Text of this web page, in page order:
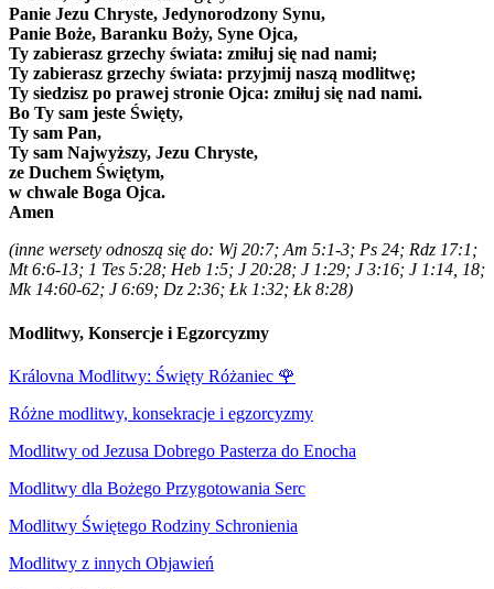
Panie Jezu Chryste, Jedynorodzony Synu,
Panie Boże, Baranku Boży, Syne Ojca,
Ty zabierasz grzechy świata: zmiłuj się nad nami;
Ty zabierasz grzechy świata: przyjmij naszą modlitwę;
Ty siedzisz po prawej stronie Ojca: zmiłuj się nad nami.
Bo Ty sam jeste Święty,
Ty sam Pan,
Ty sam Najwyższy, Jezu Chryste,
ze Duchem Świętym,
w chwale Boga Ojca.
Amen
(inne wersety odnoszą się do: Wj 20:7; Am 5:1-3; Ps 24; Rdz 17:1;
Mt 6:6-13; 1 Tes 5:28; Heb 1:5; J 20:28; J 1:29; J 3:16; J 1:14, 18;
Mk 14:60-62; J 6:69; Dz 2:36; Łk 1:32; Łk 8:28)
Modlitwy, Konsercje i Egzorcyzmy
Královna Modlitwy: Święty Różaniec 🌹
Różne modlitwy, konsekracje i egzorcyzmy
Modlitwy od Jezusa Dobrego Pasterza do Enocha
Modlitwy dla Bożego Przygotowania Serc
Modlitwy Świętego Rodziny Schronienia
Modlitwy z innych Objawień